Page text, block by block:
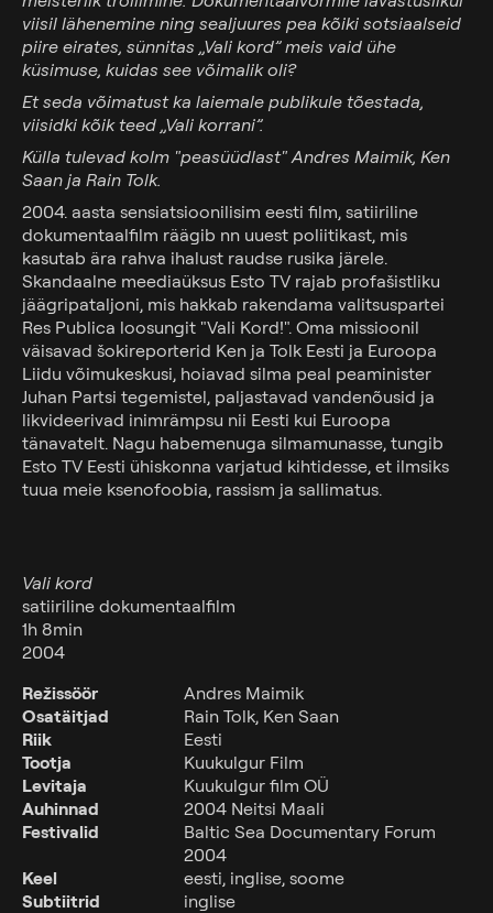
viisil lähenemine ning sealjuures pea kõiki sotsiaalseid
piire eirates, sünnitas ,,Vali kord” meis vaid ühe
küsimuse, kuidas see võimalik oli?
Et seda võimatust ka laiemale publikule tõestada,
viisidki kõik teed ,,Vali korrani”.
Külla tulevad kolm "peasüüdlast" Andres Maimik, Ken
Saan ja Rain Tolk.
2004. aasta sensiatsioonilisim eesti film, satiiriline
dokumentaalfilm räägib nn uuest poliitikast, mis
kasutab ära rahva ihalust raudse rusika järele.
Skandaalne meediaüksus Esto TV rajab profašistliku
jäägripataljoni, mis hakkab rakendama valitsuspartei
Res Publica loosungit "Vali Kord!". Oma missioonil
väisavad šokireporterid Ken ja Tolk Eesti ja Euroopa
Liidu võimukeskusi, hoiavad silma peal peaminister
Juhan Partsi tegemistel, paljastavad vandenõusid ja
likvideerivad inimrämpsu nii Eesti kui Euroopa
tänavatelt. Nagu habemenuga silmamunasse, tungib
Esto TV Eesti ühiskonna varjatud kihtidesse, et ilmsiks
tuua meie ksenofoobia, rassism ja sallimatus.
Vali kord
satiiriline dokumentaalfilm
1h 8min
2004
Režissöör
Andres Maimik
Osatäitjad
Rain Tolk, Ken Saan
Riik
Eesti
Tootja
Kuukulgur Film
Levitaja
Kuukulgur film OÜ
Auhinnad
2004 Neitsi Maali
Festivalid
Baltic Sea Documentary Forum
2004
Keel
eesti, inglise, soome
Subtiitrid
inglise
Kinokava
Eriprogrammid
Varsti kinos
Kai kino
Piletiinfo
Saali rent
Sõbrakaart
Kinkepiletid
Sõprusest
Kontakt